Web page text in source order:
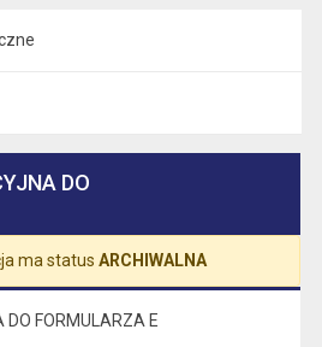
DO
ma status ARCHIWALNA
DO FORMULARZA E